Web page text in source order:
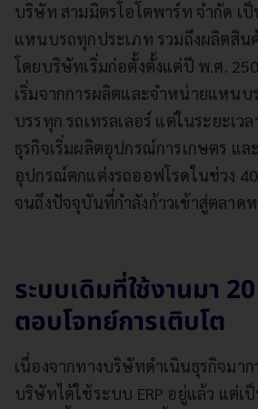
บริษัท สามมิตรโอโตพาร์ท จำกัด เ
แหนบรถทุกประเภท รวมถึงผลิตสิน
โดยบริษัทเริ่มก่อตั้งตั้งแต่ปี พ.ศ.
เริ่มจากการผลิตและจำหน่ายแหนบ
บรรทุก รถเทรลเลอร์ แต่ในระยะเว
ธุรกิจเริ่มผลิตอุปกรณ์การเกษตร แล
อุปกรณ์ตกแต่งรถออฟโรดในช่วง
จนถึงปัจจุบันที่กำลังก้าวเข้าสู่ตลาด
ระบบเดิมที่ใช้งานมา
ตอบโจทย์การเติบโต
เนื่องจากทางบริษัทดำเนินธุรกิจมา
บริษัทได้ใช้ระบบ ERP อยู่แล้ว แต่